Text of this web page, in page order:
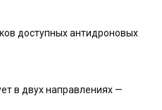
доступных антидроновых
в двух направлениях —